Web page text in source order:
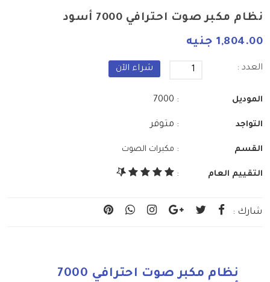
نظام مكبر صوت احترافي 7000 أسود
1,804.00 جنيه
العدد : شراء الآن
الموديل : 7000
التواجد : متوفر
القسم : مكبرات الصوت
التقييم العام :
شارك :
نظام مكبر صوت احترافي 7000